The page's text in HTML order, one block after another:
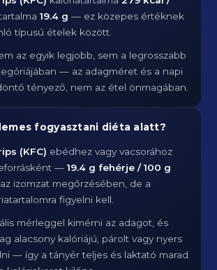
19.4 g — ez közepes értéknek
típusú ételek között.
az egyik legjobb, sem a legrosszabb
— az adagméret és a napi
tényező, nem az étel önmagában.
fogyasztani diéta alatt?
(KFC) ebédhez vagy vacsorához
—19.4 g fehérje / 100 g
izomzat megőrzésében, de a
figyelni kell.
mérleggel kimérni az adagot, és
alacsony kalóriájú, párolt vagy nyers
— így a tányér teljes és laktató marad